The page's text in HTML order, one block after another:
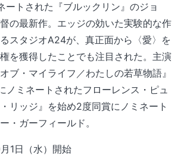
ートされた『ブルックリン』のジョ
の最新作。エッジの効いた実験的な作
スタジオA24が、真正面から〈愛〉を
を獲得したことでも注目された。主演
ブ・マイライフ／わたしの若草物語』
ノミネートされたフローレンス・ピュ
リッジ』を始め2度同賞にノミネート
・ガーフィールド。
1日（水）開始